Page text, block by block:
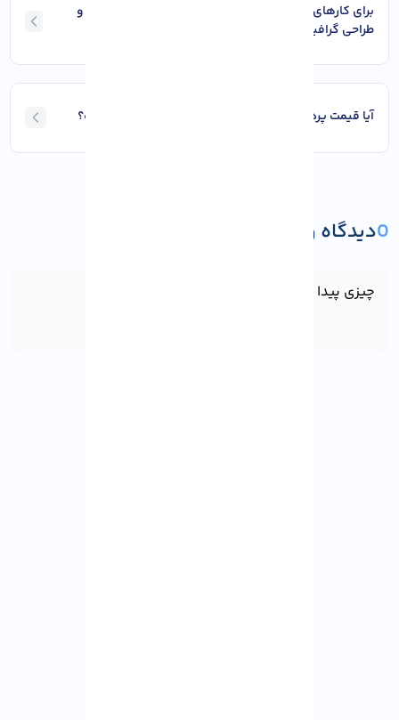
برای کارهای تولید محتوا (مانند ویرایش ویدیو، رندرینگ و
طراحی گرافیک)، کدام پردازنده بهتر است؟
آیا قیمت پردازنده های AMD همیشه از Intel ارزان تر است؟
0دیدگاه و پرسش
چیزی پیدا نشد!